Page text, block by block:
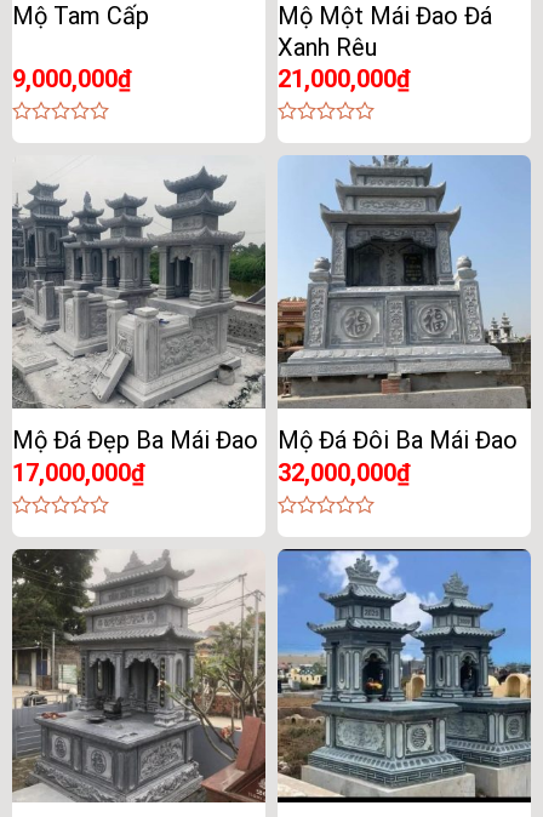
Mộ Tam Cấp
9,000,000₫
0
5
Mộ Một Mái Đao Đá
Xanh Rêu
21,000,000₫
0
out
Mộ Đá Đẹp Ba Mái Đao
17,000,000₫
0
out
of
5
Mộ Đá Đôi Ba Mái Đao
32,000,000₫
0
out
5